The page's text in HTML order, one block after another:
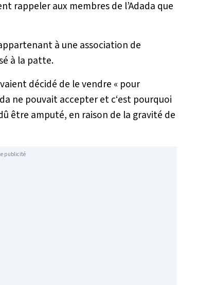
rappeler aux membres de l’Adada que
à une association de
à la patte.
décidé de le vendre « pour
ne pouvait accepter et c‘est pourquoi
être amputé, en raison de la gravité de
publicité